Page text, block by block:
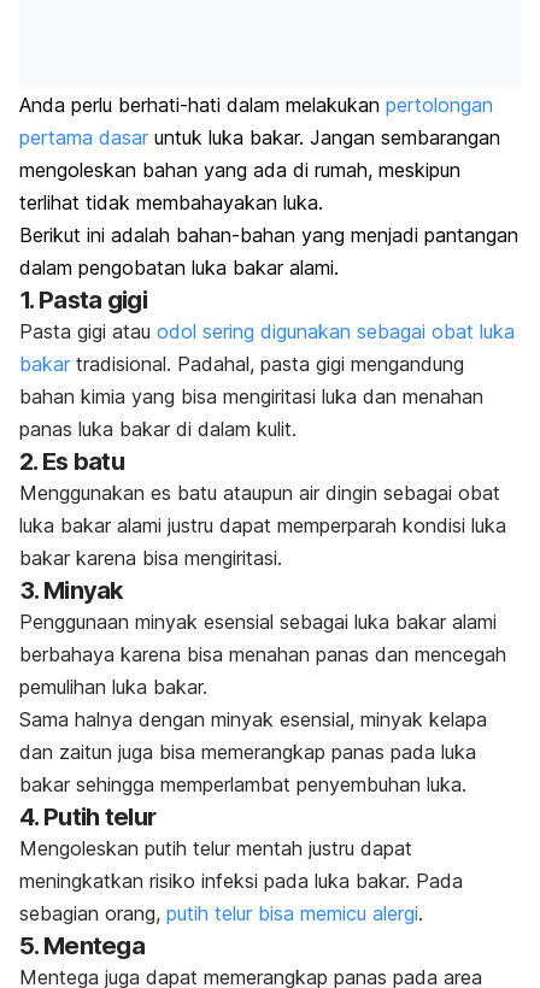
Anda perlu berhati-hati dalam melakukan pertolongan
pertama dasar untuk luka bakar. Jangan sembarangan
mengoleskan bahan yang ada di rumah, meskipun
terlihat tidak membahayakan luka.
Berikut ini adalah bahan-bahan yang menjadi pantangan
dalam pengobatan luka bakar alami.
1. Pasta gigi
Pasta gigi atau odol sering digunakan sebagai obat luka
bakar tradisional. Padahal, pasta gigi mengandung
bahan kimia yang bisa mengiritasi luka dan menahan
panas luka bakar di dalam kulit.
2. Es batu
Menggunakan es batu ataupun air dingin sebagai obat
luka bakar alami justru dapat memperparah kondisi luka
bakar karena bisa mengiritasi.
3. Minyak
Penggunaan minyak esensial sebagai luka bakar alami
berbahaya karena bisa menahan panas dan mencegah
pemulihan luka bakar.
Sama halnya dengan minyak esensial, minyak kelapa
dan zaitun juga bisa memerangkap panas pada luka
bakar sehingga memperlambat penyembuhan luka.
4. Putih telur
Mengoleskan putih telur mentah justru dapat
meningkatkan risiko infeksi pada luka bakar. Pada
sebagian orang, putih telur bisa memicu alergi.
5. Mentega
Mentega juga dapat memerangkap panas pada area